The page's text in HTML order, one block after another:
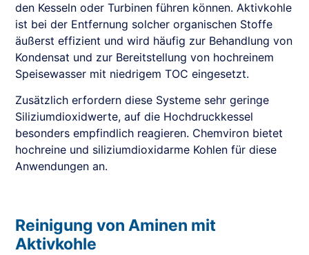
den Kesseln oder Turbinen führen können. Aktivkohle
ist bei der Entfernung solcher organischen Stoffe
äußerst effizient und wird häufig zur Behandlung von
Kondensat und zur Bereitstellung von hochreinem
Speisewasser mit niedrigem TOC eingesetzt.
Zusätzlich erfordern diese Systeme sehr geringe
Siliziumdioxidwerte, auf die Hochdruckkessel
besonders empfindlich reagieren. Chemviron bietet
hochreine und siliziumdioxidarme Kohlen für diese
Anwendungen an.
Reinigung von Aminen mit
Aktivkohle